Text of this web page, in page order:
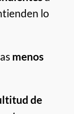
lo
menos
de